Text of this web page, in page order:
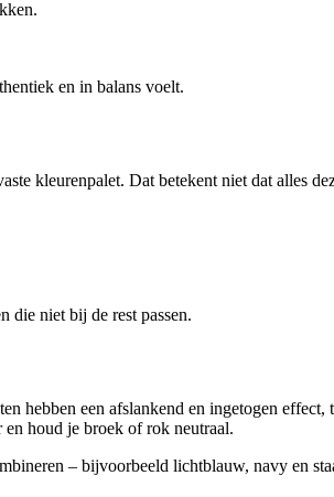
en in balans voelt.
kleurenpalet. Dat betekent niet dat alles
die niet bij de rest passen.
hebben een afslankend en ingetogen
houd je broek of rok neutraal.
– bijvoorbeeld lichtblauw, navy en